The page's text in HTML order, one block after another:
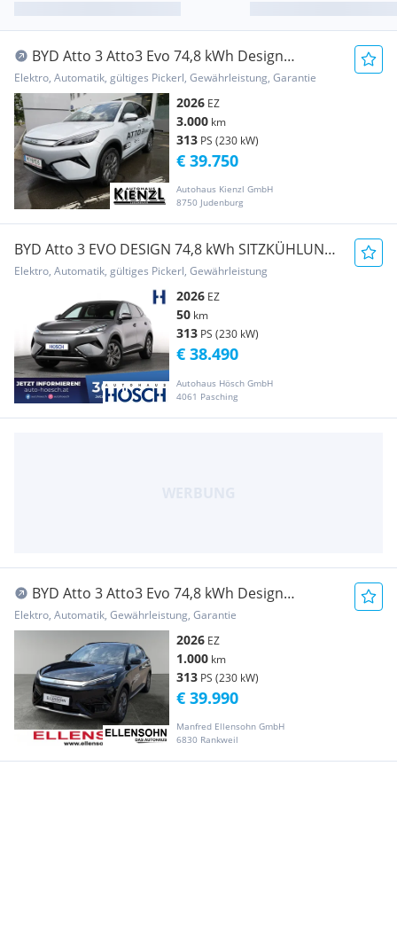
BYD Atto 3 Atto3 Evo 74,8 kWh Design
Österreich Paket RWD
Elektro, Automatik, gültiges Pickerl, Gewährleistung, Garantie
2026 EZ
3.000 km
313 PS (230 kW)
Autohaus Kienzl GmbH
8750 Judenburg
€ 39.750
BYD Atto 3 EVO DESIGN 74,8 kWh SITZKÜHLUNG
360° ASS...
Elektro, Automatik, gültiges Pickerl, Gewährleistung
2026 EZ
50 km
313 PS (230 kW)
Autohaus Hösch GmbH
4061 Pasching
€ 38.490
BYD Atto 3 Atto3 Evo 74,8 kWh Design
Österreich Paket RWD
Elektro, Automatik, Gewährleistung, Garantie
2026 EZ
1.000 km
313 PS (230 kW)
Manfred Ellensohn GmbH
6830 Rankweil
€ 39.990